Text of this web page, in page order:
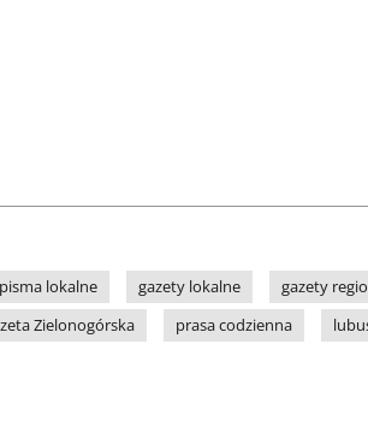
lokalne gazety lokalne gazety
Zielonogórska prasa codzienna